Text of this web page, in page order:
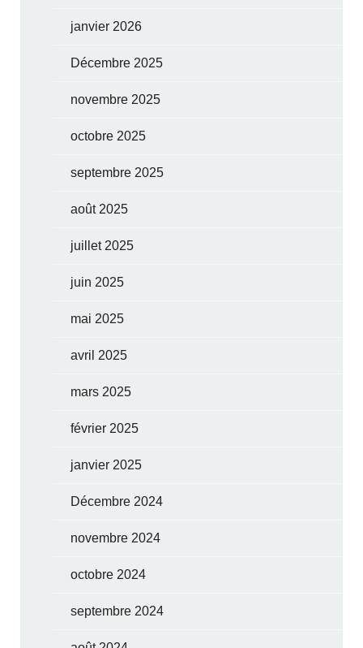
janvier 2026
Décembre 2025
novembre 2025
octobre 2025
septembre 2025
août 2025
juillet 2025
juin 2025
mai 2025
avril 2025
mars 2025
février 2025
janvier 2025
Décembre 2024
novembre 2024
octobre 2024
septembre 2024